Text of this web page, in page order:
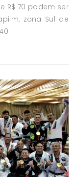
R$ 70 podem ser
zona Sul de